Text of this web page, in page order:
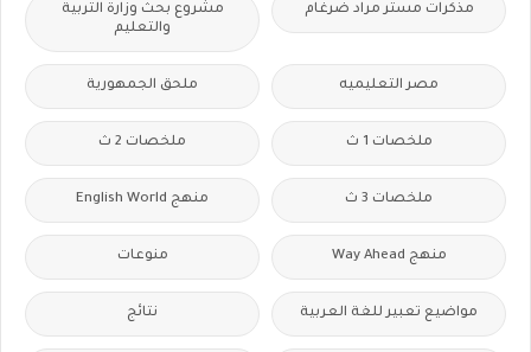
مذكرات مستر مراد ضرغام
مشروع بحث وزارة التربية
والتعليم
مصر التعليميه ملحق الجمهورية
ملخصات 1 ث ملخصات 2 ث
ملخصات 3 ث منهج English World
منهج Way Ahead منوعات
مواضيع تعبير للغة العربية نتائج